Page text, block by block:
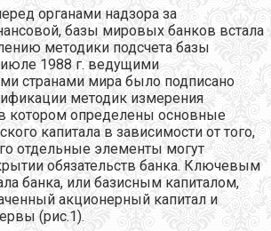
органами надзора за
базы мировых банков встала
методики подсчета базы
июле 1988 г. ведущими
странами мира было подписано
методик измерения
котором определены основные
капитала в зависимости от того,
отдельные элементы могут
обязательств банка. Ключевым
банка, или базисным капиталом,
акционерный капитал и
(рис.1).